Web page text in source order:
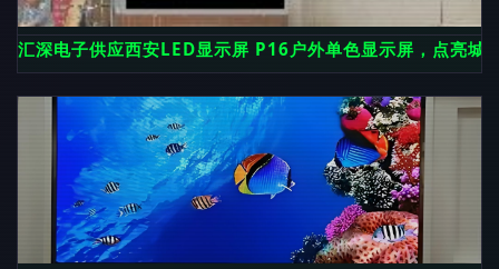
汇深电子供应西安LED显示屏 P16户外单色显示屏，点亮城